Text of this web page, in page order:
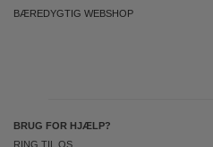
BÆREDYGTIG WEBSHOP
BRUG FOR HJÆLP?
RING TIL OS